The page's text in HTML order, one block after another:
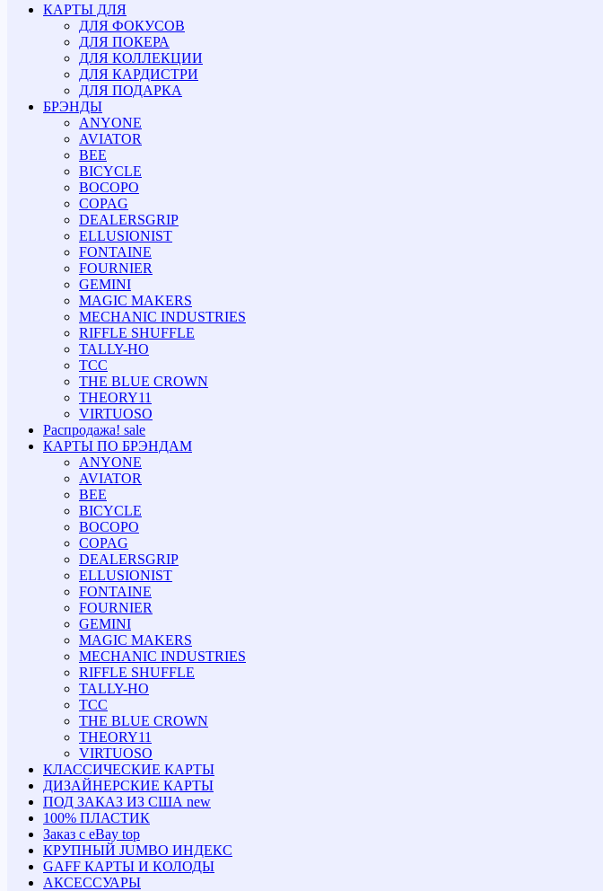
КАРТЫ ДЛЯ
ДЛЯ ФОКУСОВ
ДЛЯ ПОКЕРА
ДЛЯ КОЛЛЕКЦИИ
ДЛЯ КАРДИСТРИ
ДЛЯ ПОДАРКА
БРЭНДЫ
ANYONE
AVIATOR
BEE
BICYCLE
BOCOPO
COPAG
DEALERSGRIP
ELLUSIONIST
FONTAINE
FOURNIER
GEMINI
MAGIC MAKERS
MECHANIC INDUSTRIES
RIFFLE SHUFFLE
TALLY-HO
TCC
THE BLUE CROWN
THEORY11
VIRTUOSO
Распродажа! sale
КАРТЫ ПО БРЭНДАМ
ANYONE
AVIATOR
BEE
BICYCLE
BOCOPO
COPAG
DEALERSGRIP
ELLUSIONIST
FONTAINE
FOURNIER
GEMINI
MAGIC MAKERS
MECHANIC INDUSTRIES
RIFFLE SHUFFLE
TALLY-HO
TCC
THE BLUE CROWN
THEORY11
VIRTUOSO
КЛАССИЧЕСКИЕ КАРТЫ
ДИЗАЙНЕРСКИЕ КАРТЫ
ПОД ЗАКАЗ ИЗ США new
100% ПЛАСТИК
Заказ с eBay top
КРУПНЫЙ JUMBO ИНДЕКС
GAFF КАРТЫ И КОЛОДЫ
АКСЕССУАРЫ